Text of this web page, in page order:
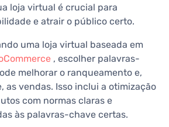
loja virtual é crucial para
e atrair o público certo.
uma loja virtual baseada em
, escolher palavras-
melhorar o ranqueamento e,
as vendas. Isso inclui a otimização
com normas claras e
às palavras-chave certas.